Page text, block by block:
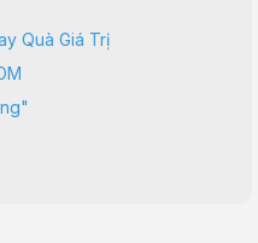
Quà Giá Trị